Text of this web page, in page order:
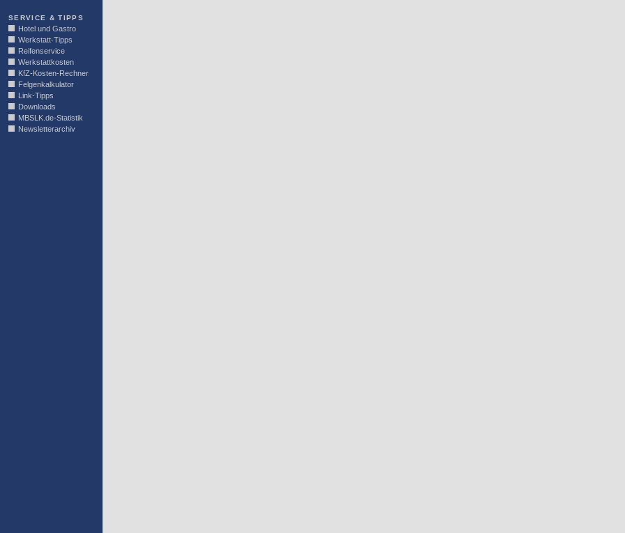
SERVICE & TIPPS
Hotel und Gastro
Werkstatt-Tipps
Reifenservice
Werkstattkosten
KfZ-Kosten-Rechner
Felgenkalkulator
Link-Tipps
Downloads
MBSLK.de-Statistik
Newsletterarchiv